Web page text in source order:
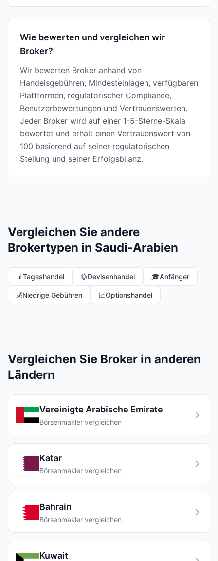
Wie bewerten und vergleichen wir
Broker?
Wir bewerten Broker anhand von
Handelsgebühren, Mindesteinlagen, verfügbaren
Plattformen, regulatorischer Compliance,
Benutzerbewertungen und Vertrauenswerten.
Jeder Broker wird auf einer 1-5-Sterne-Skala
bewertet und erhält einen Vertrauenswert von
100 basierend auf seiner regulatorischen
Stellung und seiner Erfolgsbilanz.
Vergleichen Sie andere
Brokertypen in Saudi-Arabien
📊Tageshandel 💱Devisenhandel 🎓Anfänger
💰Niedrige Gebühren 📈Optionshandel
Vergleichen Sie Broker in anderen
Ländern
Vereinigte Arabische Emirate
Börsenmakler vergleichen
Katar
Börsenmakler vergleichen
Bahrain
Börsenmakler vergleichen
Kuwait